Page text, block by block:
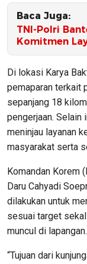
Baca Juga:
TNI-Polri
Komitmen
Di lokasi Karya
pemaparan terkait
sepanjang 18
pengerjaan. Selain
meninjau layanan
masyarakat serta
Komandan Korem
Daru Cahyadi
dilakukan untuk
sesuai target
muncul di lapangan.
“Tujuan dari